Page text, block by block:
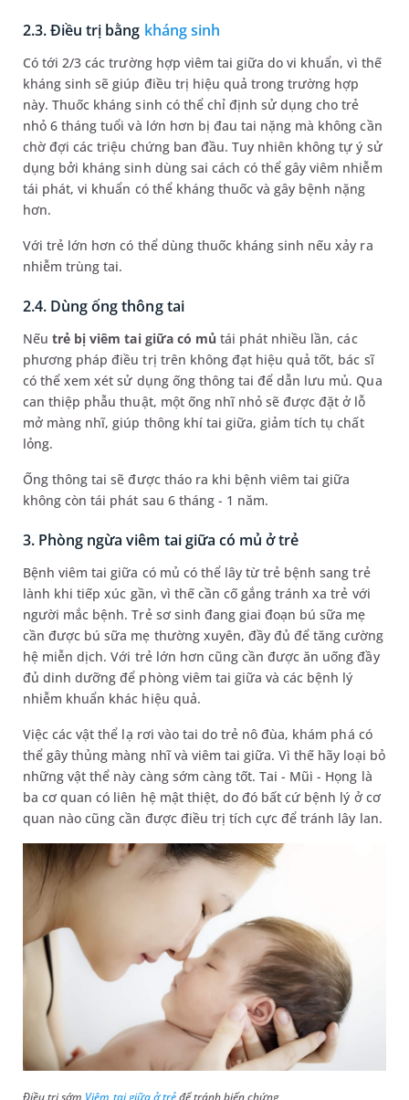
2.3. Điều trị bằng kháng sinh
Có tới 2/3 các trường hợp viêm tai giữa do vi khuẩn, vì thế
kháng sinh sẽ giúp điều trị hiệu quả trong trường hợp
này. Thuốc kháng sinh có thể chỉ định sử dụng cho trẻ
nhỏ 6 tháng tuổi và lớn hơn bị đau tai nặng mà không cần
chờ đợi các triệu chứng ban đầu. Tuy nhiên không tự ý sử
dụng bởi kháng sinh dùng sai cách có thể gây viêm nhiễm
tái phát, vi khuẩn có thể kháng thuốc và gây bệnh nặng
hơn.
Với trẻ lớn hơn có thể dùng thuốc kháng sinh nếu xảy ra
nhiễm trùng tai.
2.4. Dùng ống thông tai
Nếu trẻ bị viêm tai giữa có mủ tái phát nhiều lần, các
phương pháp điều trị trên không đạt hiệu quả tốt, bác sĩ
có thể xem xét sử dụng ống thông tai để dẫn lưu mủ. Qua
can thiệp phẫu thuật, một ống nhĩ nhỏ sẽ được đặt ở lỗ
mở màng nhĩ, giúp thông khí tai giữa, giảm tích tụ chất
lỏng.
Ống thông tai sẽ được tháo ra khi bệnh viêm tai giữa
không còn tái phát sau 6 tháng - 1 năm.
3. Phòng ngừa viêm tai giữa có mủ ở trẻ
Bệnh viêm tai giữa có mủ có thể lây từ trẻ bệnh sang trẻ
lành khi tiếp xúc gần, vì thế cần cố gắng tránh xa trẻ với
người mắc bệnh. Trẻ sơ sinh đang giai đoạn bú sữa mẹ
cần được bú sữa mẹ thường xuyên, đầy đủ để tăng cường
hệ miễn dịch. Với trẻ lớn hơn cũng cần được ăn uống đầy
đủ dinh dưỡng để phòng viêm tai giữa và các bệnh lý
nhiễm khuẩn khác hiệu quả.
Việc các vật thể lạ rơi vào tai do trẻ nô đùa, khám phá có
thể gây thủng màng nhĩ và viêm tai giữa. Vì thế hãy loại bỏ
những vật thể này càng sớm càng tốt. Tai - Mũi - Họng là
ba cơ quan có liên hệ mật thiệt, do đó bất cứ bệnh lý ở cơ
quan nào cũng cần được điều trị tích cực để tránh lây lan.